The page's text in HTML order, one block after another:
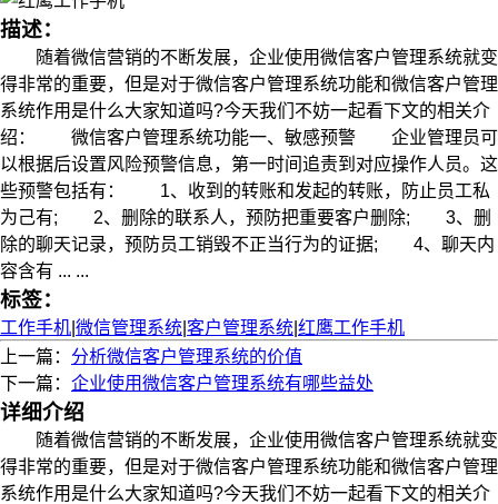
描述：
随着微信营销的不断发展，企业使用微信客户管理系统就变
得非常的重要，但是对于微信客户管理系统功能和微信客户管理
系统作用是什么大家知道吗?今天我们不妨一起看下文的相关介
绍： 微信客户管理系统功能一、敏感预警 企业管理员可
以根据后设置风险预警信息，第一时间追责到对应操作人员。这
些预警包括有： 1、收到的转账和发起的转账，防止员工私
为己有; 2、删除的联系人，预防把重要客户删除; 3、删
除的聊天记录，预防员工销毁不正当行为的证据; 4、聊天内
容含有 ... ...
标签：
工作手机 微信管理系统 客户管理系统 红鹰工作手机
上一篇： 分析微信客户管理系统的价值
下一篇： 企业使用微信客户管理系统有哪些益处
详细介绍
随着微信营销的不断发展，企业使用微信客户管理系统就变
得非常的重要，但是对于微信客户管理系统功能和微信客户管理
系统作用是什么大家知道吗?今天我们不妨一起看下文的相关介